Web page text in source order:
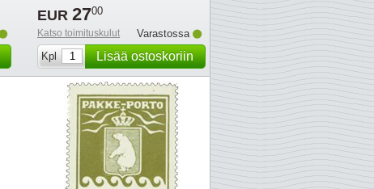
EUR 2700
Katso toimituskulut
Varastossa
Kpl
Lisää ostoskoriin